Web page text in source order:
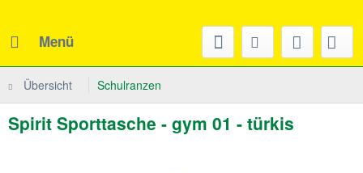
Menü
Übersicht Schulranzen
Spirit Sporttasche - gym 01 - türkis